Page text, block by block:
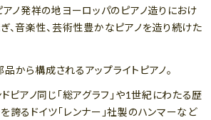
アノ発祥の地ヨーロッパのピアノ造りにおけ
、音楽性、芸術性豊かなピアノを造り続けた
から構成されるアップライトピアノ。
ピアノ同じ「総アグラフ」や1世紀にわたる歴
誇るドイツ「レンナー」社製のハンマーなど